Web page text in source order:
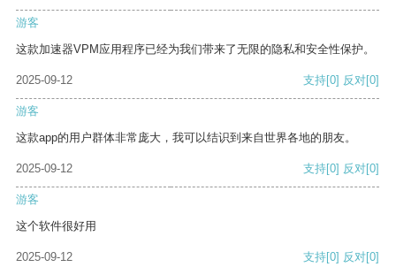
游客
这款加速器VPM应用程序已经为我们带来了无限的隐私和安全性保护。
2025-09-12 支持[0] 反对[0]
游客
这款app的用户群体非常庞大，我可以结识到来自世界各地的朋友。
2025-09-12 支持[0] 反对[0]
游客
这个软件很好用
2025-09-12 支持[0] 反对[0]